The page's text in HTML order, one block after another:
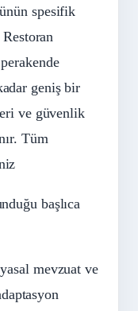
spesifik
geniş bir
ve güvenlik
Tüm
başlıca
mevzuat ve